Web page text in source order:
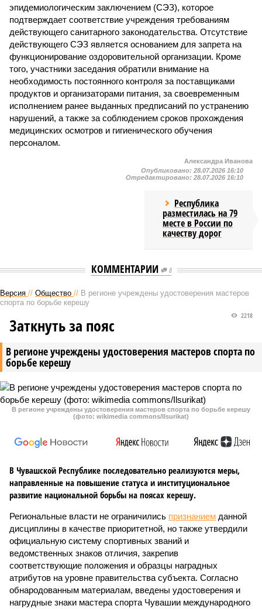
эпидемиологическим заключением (СЭЗ), которое
подтверждает соответствие учреждения требованиям
действующего санитарного законодательства. Отсутствие
действующего СЭЗ является основанием для запрета на
функционирование оздоровительной организации. Кроме
того, участники заседания обратили внимание на
необходимость постоянного контроля за поставщиками
продуктов и организаторами питания, за своевременным
исполнением ранее выданных предписаний по устранению
нарушений, а также за соблюдением сроков прохождения
медицинских осмотров и гигиенического обучения
персоналом.
Александра Иванова
Опубликовано: 28.07.2026 16:10
Отредактировано: 28.07.2026 16:10
Республика
разместилась на 79
месте в России по
качеству дорог
КОММЕНТАРИИ 0
Версия // Общество // В регионе учреждены удостоверения мастеров
спорта по борьбе керешу
В регионе учреждены удостоверения мастеров спорта по
борьбе керешу
2218
Заткнуть за пояс
В регионе учреждены удостоверения мастеров спорта по борьбе керешу
(фото: wikimedia commons/Ilsurikat)
В Чувашской Республике последовательно реализуются меры,
направленные на повышение статуса и институциональное
развитие национальной борьбы на поясах керешу.
Региональные власти не ограничились признанием данной
дисциплины в качестве приоритетной, но также утвердили
официальную систему спортивных званий и
ведомственных знаков отличия, закрепив
соответствующие положения и образцы наградных
атрибутов на уровне правительства субъекта. Согласно
обнародованным материалам, введены удостоверения и
нагрудные знаки мастера спорта Чувашии международного